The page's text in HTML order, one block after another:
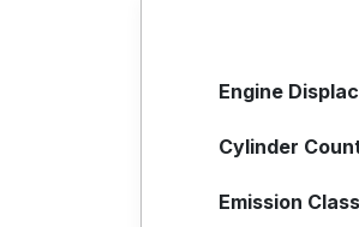
Engine
Cylinder
Emission Class